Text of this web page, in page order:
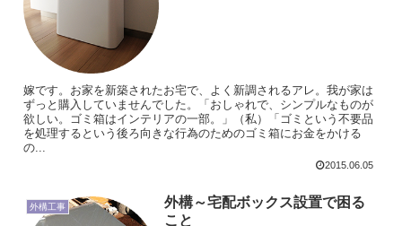
嫁です。お家を新築されたお宅で、よく新調されるアレ。我が家は
ずっと購入していませんでした。「おしゃれで、シンプルなものが
欲しい。ゴミ箱はインテリアの一部。」（私）「ゴミという不要品
を処理するという後ろ向きな行為のためのゴミ箱にお金をかける
の...
2015.06.05
外構工事
外構～宅配ボックス設置で困る
こと